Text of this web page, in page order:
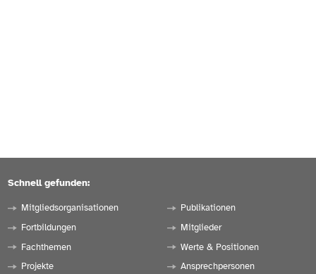
Schnell gefunden:
Mitgliedsorganisationen
Fortbildungen
Fachthemen
Projekte
Publikationen
Mitglieder
Werte & Positionen
Ansprechpersonen